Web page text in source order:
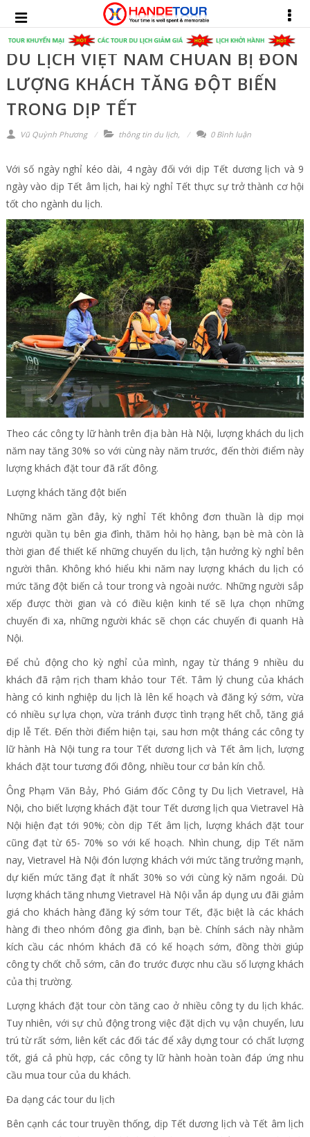
DU LỊCH VIỆT NAM CHUẨN BỊ ĐÓN
LƯỢNG KHÁCH TĂNG ĐỘT BIẾN
TRONG DỊP TẾT
Vũ Quỳnh Phương thông tin du lịch, 0 Bình luận
Với số ngày nghỉ kéo dài, 4 ngày đối với dịp Tết dương lịch và 9
ngày vào dịp Tết âm lịch, hai kỳ nghỉ Tết thực sự trở thành cơ hội
tốt cho ngành du lịch.
Theo các công ty lữ hành trên địa bàn Hà Nội, lượng khách du lịch
năm nay tăng 30% so với cùng này năm trước, đến thời điểm này
lượng khách đặt tour đã rất đông.
Lượng khách tăng đột biến
Những năm gần đây, kỳ nghỉ Tết không đơn thuần là dịp mọi
người quần tụ bên gia đình, thăm hỏi họ hàng, bạn bè mà còn là
thời gian để thiết kế những chuyến du lịch, tận hưởng kỳ nghỉ bên
người thân. Không khó hiểu khi năm nay lượng khách du lịch có
mức tăng đột biến cả tour trong và ngoài nước. Những người sắp
xếp được thời gian và có điều kiện kinh tế sẽ lựa chọn những
chuyến đi xa, những người khác sẽ chọn các chuyến đi quanh Hà
Nội.
Để chủ động cho kỳ nghỉ của mình, ngay từ tháng 9 nhiều du
khách đã rậm rịch tham khảo tour Tết. Tâm lý chung của khách
hàng có kinh nghiệp du lịch là lên kế hoạch và đăng ký sớm, vừa
có nhiều sự lựa chọn, vừa tránh được tình trạng hết chỗ, tăng giá
dịp lễ Tết. Đến thời điểm hiện tại, sau hơn một tháng các công ty
lữ hành Hà Nội tung ra tour Tết dương lịch và Tết âm lịch, lượng
khách đặt tour tương đối đông, nhiều tour cơ bản kín chỗ.
Ông Phạm Văn Bảy, Phó Giám đốc Công ty Du lịch Vietravel, Hà
Nội, cho biết lượng khách đặt tour Tết dương lịch qua Vietravel Hà
Nội hiện đạt tới 90%; còn dịp Tết âm lịch, lượng khách đặt tour
cũng đạt từ 65- 70% so với kế hoạch. Nhìn chung, dịp Tết năm
nay, Vietravel Hà Nội đón lượng khách với mức tăng trưởng mạnh,
dự kiến mức tăng đạt ít nhất 30% so với cùng kỳ năm ngoái. Dù
lượng khách tăng nhưng Vietravel Hà Nội vẫn áp dụng ưu đãi giảm
giá cho khách hàng đăng ký sớm tour Tết, đặc biệt là các khách
hàng đi theo nhóm đông gia đình, bạn bè. Chính sách này nhằm
kích cầu các nhóm khách đã có kế hoạch sớm, đồng thời giúp
công ty chốt chỗ sớm, cân đo trước được nhu cầu số lượng khách
của thị trường.
Lượng khách đặt tour còn tăng cao ở nhiều công ty du lịch khác.
Tuy nhiên, với sự chủ động trong việc đặt dịch vụ vận chuyển, lưu
trú từ rất sớm, liên kết các đối tác để xây dựng tour có chất lượng
tốt, giá cả phù hợp, các công ty lữ hành hoàn toàn đáp ứng nhu
cầu mua tour của du khách.
Đa dạng các tour du lịch
Bên cạnh các tour truyền thống, dịp Tết dương lịch và Tết âm lịch